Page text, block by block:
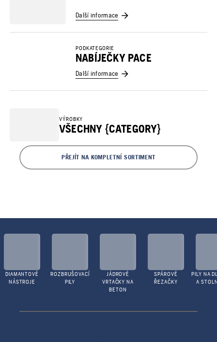
Další informace
PODKATEGORIE
NABÍJEČKY PACE
Další informace
VÝROBKY
VŠECHNY {CATEGORY}
PŘEJÍT NA KOMPLETNÍ SORTIMENT
DIAMANTOVÉ
NÁSTROJE
ROZBRUŠOVACÍ
PILY
JÁDROVÉ
VRTAČKY NA
BETON
SPÁROVÉ
ŘEZAČKY
PILY NA
A